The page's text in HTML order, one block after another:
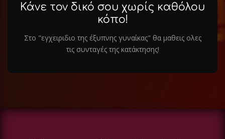
Κάνε τον δικό σου χωρίς καθόλου
κόπο!
Στο "εγχειριδιο της έξυπνης γυναίκας" θα μαθεις ολες
τις συνταγές της κατάκτησης!